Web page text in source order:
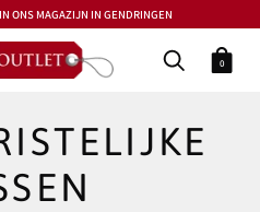
ONS MAGAZIJN IN GENDRINGEN
0